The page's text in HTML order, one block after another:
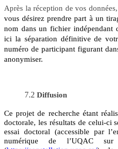
Après la réception de vos
vous désirez prendre part à un
nom dans un fichier indépendant
ici la séparation définitive de
numéro de participant figurant
anonymiser.
7.2 Diffusion
Ce projet de recherche étant
doctorale, les résultats de celui-ci
essai doctoral (accessible par
numérique de l’UQAC sur